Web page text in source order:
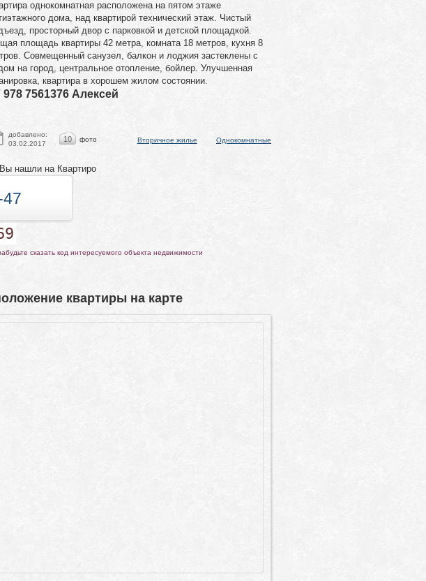
однокомнатная расположена на пятом этаже
дома, над квартирой технический этаж. Чистый
просторный двор с парковкой и детской площадкой.
площадь квартиры 42 метра, комната 18 метров, кухня 8
Совмещенный санузел, балкон и лоджия застеклены с
на город, центральное отопление, бойлер. Улучшенная
квартира в хорошем жилом состоянии.
978 7561376 Алексей
добавлено:
03.02.2017
10 фото Вторичное жилье Однокомнатные
нашли на Квартиро
сказать код интересуемого объекта недвижимости
квартиры на карте